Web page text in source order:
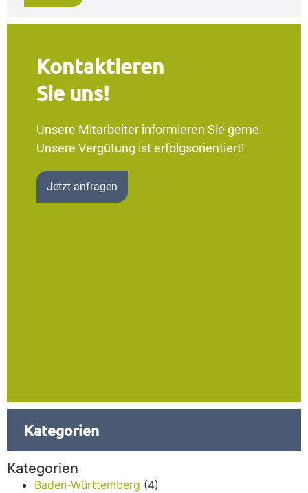
Kontaktieren
Sie uns!
Unsere Mitarbeiter informieren Sie gerne.
Unsere Vergütung ist erfolgsorientiert!
Jetzt anfragen
Kategorien
Kategorien
Baden-Württemberg (4)